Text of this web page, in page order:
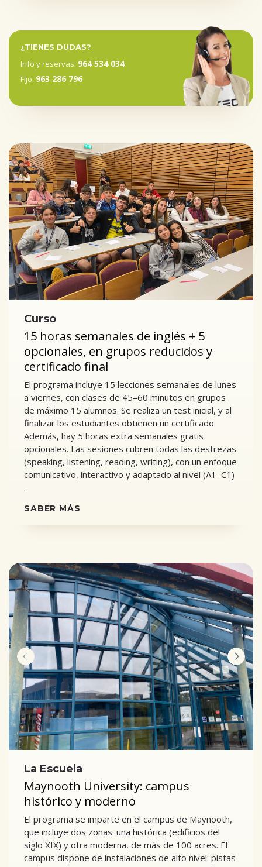
¿TIENES DUDAS?
Info y reservas: 964 534 034
Fijo: 963 286 796
Curso
15 horas semanales de inglés + 5
opcionales, en grupos reducidos y
certificado final
El programa incluye 15 lecciones semanales de lunes
a viernes, con clases de 45–60 minutos en grupos
de máximo 15 alumnos. Se realiza un test inicial, y al
finalizar los estudiantes obtienen un certificado.
Además, hay 5 horas extra semanales gratis
opcionales. Las sesiones cubren todas las destrezas
(speaking, listening, reading, writing), con un enfoque
comunicativo, interactivo y adaptado al nivel (A1–C1)
.
SABER MÁS
La Escuela
Maynooth University: campus
histórico y moderno
El programa se imparte en el campus de Maynooth,
que incluye dos zonas: una histórica (edificios del
siglo XIX) y otra moderna, de más de 100 acres. El
campus dispone de instalaciones de alto nivel: pistas